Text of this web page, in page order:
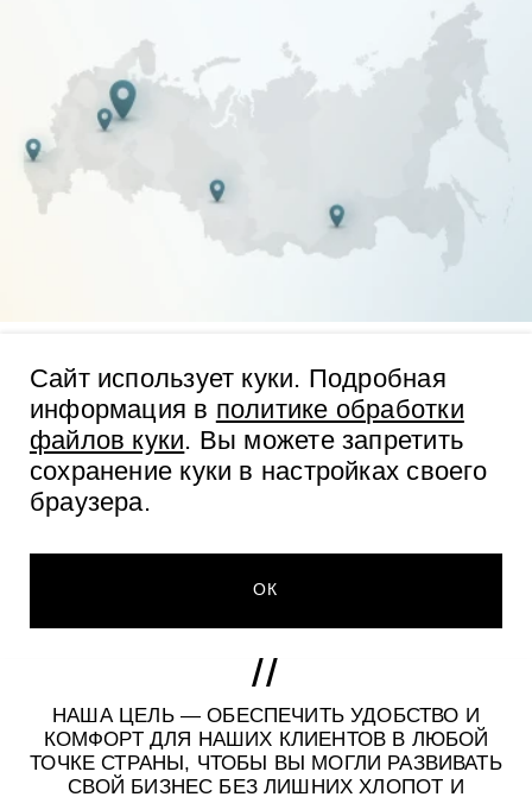
У нас вы можете недорого приобрести большой
ассортимент качественной косметики оптом с
удобной доставкой в различные регионы РФ,
включая Москву, Новосибирск, Санкт-Петербург,
Краснодар, Иркутск и другие города.
Наша компания гарантирует оперативную и
надежную поставку, чтобы вы могли получить
НАША ЦЕЛЬ — ОБЕСПЕЧИТЬ УДОБСТВО И
КОМФОРТ ДЛЯ НАШИХ КЛИЕНТОВ В ЛЮБОЙ
ТОЧКЕ СТРАНЫ, ЧТОБЫ ВЫ МОГЛИ РАЗВИВАТЬ
СВОЙ БИЗНЕС БЕЗ ЛИШНИХ ХЛОПОТ И
Сайт использует куки. Подробная
информация в политике обработки
файлов куки. Вы можете запретить
сохранение куки в настройках своего
браузера.
ОК